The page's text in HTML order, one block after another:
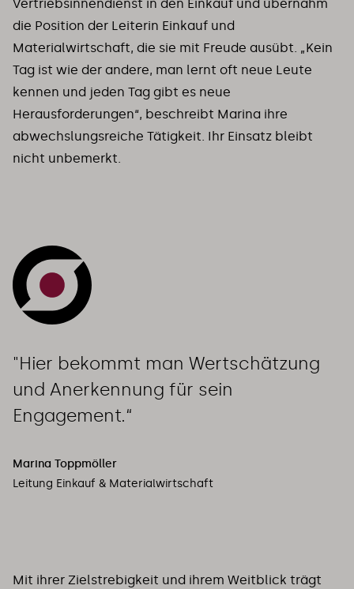
Vertriebsinnendienst in den Einkauf und übernahm
die Position der Leiterin Einkauf und
Materialwirtschaft, die sie mit Freude ausübt. „Kein
Tag ist wie der andere, man lernt oft neue Leute
kennen und jeden Tag gibt es neue
Herausforderungen“, beschreibt Marina ihre
abwechslungsreiche Tätigkeit. Ihr Einsatz bleibt
nicht unbemerkt.
"Hier bekommt man Wertschätzung
und Anerkennung für sein
Engagement.“
Marina Toppmöller
Leitung Einkauf & Materialwirtschaft
Mit ihrer Zielstrebigkeit und ihrem Weitblick trägt